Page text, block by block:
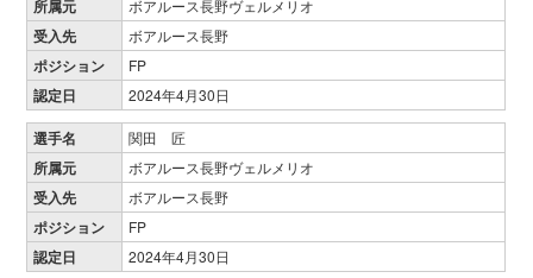
所属元 ボアルース長野ヴェルメリオ
受入先 ボアルース長野
ポジション FP
認定日 2024年4月30日
選手名 関田 匠
所属元 ボアルース長野ヴェルメリオ
受入先 ボアルース長野
ポジション FP
認定日 2024年4月30日